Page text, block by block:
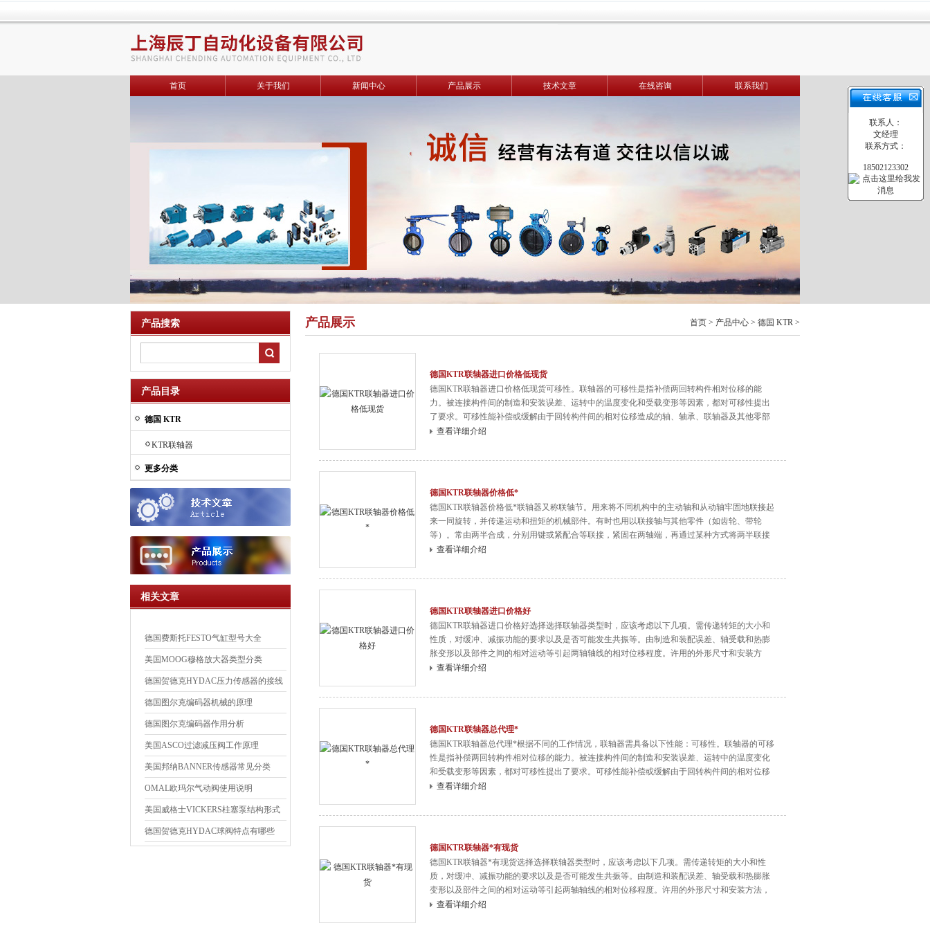
首页 关于我们 新闻中心 产品展示 技术文章 在线咨询 联系我们
产品搜索
产品目录
德国 KTR
KTR联轴器
更多分类
相关文章
德国费斯托FESTO气缸型号大全
美国MOOG穆格放大器类型分类
德国贺德克HYDAC压力传感器的接线
方法
德国图尔克编码器机械的原理
德国图尔克编码器作用分析
美国ASCO过滤减压阀工作原理
美国邦纳BANNER传感器常见分类
OMAL欧玛尔气动阀使用说明
美国威格士VICKERS柱塞泵结构形式
推荐
德国贺德克HYDAC球阀特点有哪些
产品展示 首页 > 产品中心 > 德国 KTR >
德国KTR联轴器进口价格低现货
德国KTR联轴器进口价格低现货可移性。联轴器的可移性是指补偿两回转构件相对位移的能
力。被连接构件间的制造和安装误差、运转中的温度变化和受载变形等因素，都对可移性提出
了要求。可移性能补偿或缓解由于回转构件间的相对位移造成的轴、轴承、联轴器及其他零部
件之间的附加载荷。缓冲性。对于经常负载起动或工作载荷变化的场合，联轴器中需具有起缓
查看详细介绍
德国KTR联轴器价格低*
德国KTR联轴器价格低*联轴器又称联轴节。用来将不同机构中的主动轴和从动轴牢固地联接起
来一同旋转，并传递运动和扭矩的机械部件。有时也用以联接轴与其他零件（如齿轮、带轮
等）。常由两半合成，分别用键或紧配合等联接，紧固在两轴端，再通过某种方式将两半联接
起来。联轴器可兼有补偿两轴之间由于制造安装不精确、工作时的变形或热膨胀等原因所发生
查看详细介绍
德国KTR联轴器进口价格好
德国KTR联轴器进口价格好选择选择联轴器类型时，应该考虑以下几项。需传递转矩的大小和
性质，对缓冲、减振功能的要求以及是否可能发生共振等。由制造和装配误差、轴受载和热膨
胀变形以及部件之间的相对运动等引起两轴轴线的相对位移程度。许用的外形尺寸和安装方
法，为了便于装配、调整和维修所必需的操作空间。对于大型的联轴器，应能在轴不需要作轴
查看详细介绍
德国KTR联轴器总代理*
德国KTR联轴器总代理*根据不同的工作情况，联轴器需具备以下性能：可移性。联轴器的可移
性是指补偿两回转构件相对位移的能力。被连接构件间的制造和安装误差、运转中的温度变化
和受载变形等因素，都对可移性提出了要求。可移性能补偿或缓解由于回转构件间的相对位移
造成的轴、轴承、联轴器及其他零部件之间的附加载荷。缓冲性。对于经常负载起动或工作载
查看详细介绍
德国KTR联轴器*有现货
德国KTR联轴器*有现货选择选择联轴器类型时，应该考虑以下几项。需传递转矩的大小和性
质，对缓冲、减振功能的要求以及是否可能发生共振等。由制造和装配误差、轴受载和热膨胀
变形以及部件之间的相对运动等引起两轴轴线的相对位移程度。许用的外形尺寸和安装方法，
为了便于装配、调整和维修所必需的操作空间。对于大型的联轴器，应能在轴不需要作轴向移
查看详细介绍
联系人：
文经理
联系方式：
18502123302